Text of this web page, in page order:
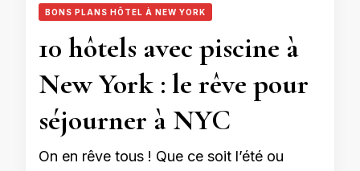
BONS PLANS HÔTEL À NEW YORK
10 hôtels avec piscine à
New York : le rêve pour
séjourner à NYC
On en rêve tous ! Que ce soit l’été ou